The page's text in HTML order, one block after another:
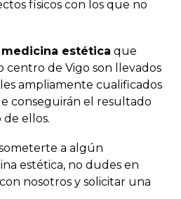
físicos con los que no
estética que
centro de Vigo son llevados
ampliamente cualificados
conseguirán el resultado
ellos.
a algún
estética, no dudes en
nosotros y solicitar una